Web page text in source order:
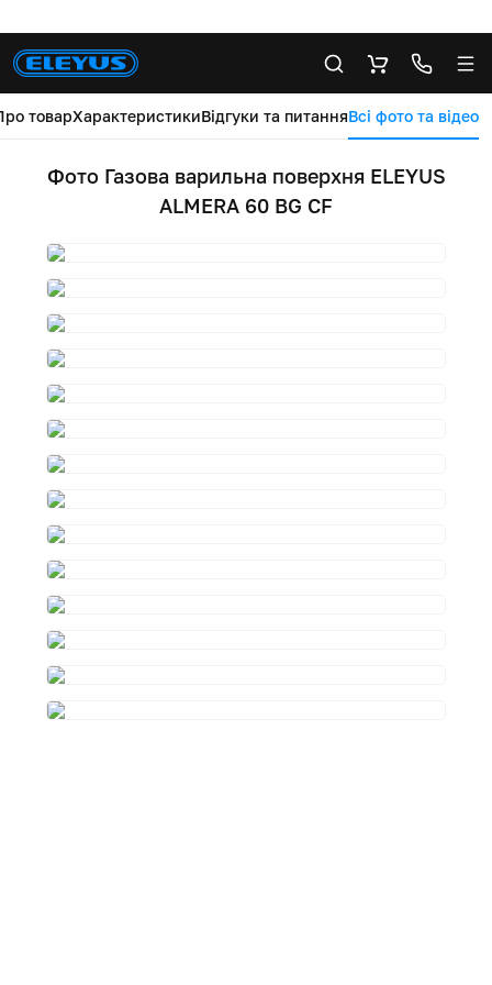
товарХарактеристикиВідгуки та питанняВсі фото та відео
Фото Газова варильна поверхня ELEYUS
ALMERA 60 BG CF